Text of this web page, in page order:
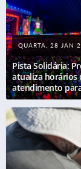
QUARTA, 28 JAN
Pista Solidária:
atualiza horários
atendimento
credenciamento
2026